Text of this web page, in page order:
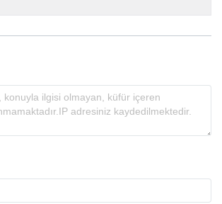
almakta, haber akışı...